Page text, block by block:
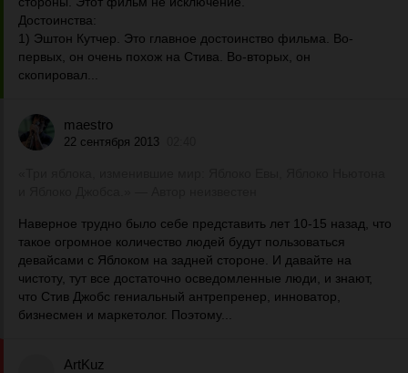
Достоинства:
1) Эштон Кутчер. Это главное достоинство фильма. Во-
первых, он очень похож на Стива. Во-вторых, он
скопировал...
maestro
22 сентября 2013
Наверное трудно было себе представить лет 10-15 назад, что
такое огромное количество людей будут пользоваться
девайсами с Яблоком на задней стороне. И давайте на
чистоту, тут все достаточно осведомленные люди, и знают,
что Стив Джобс гениальный антрепренер, инноватор,
бизнесмен и маркетолог. Поэтому...
ArtKuz